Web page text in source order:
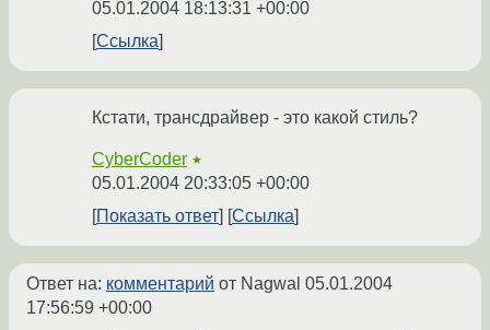
05.01.2004 18:13:31 +00:00
Ссылка
Кстати, трансдрайвер - это какой стиль?
CyberCoder ★
05.01.2004 20:33:05 +00:00
Показать ответ
Ссылка
Ответ на: комментарий от Nagwal 05.01.2004
17:56:59 +00:00